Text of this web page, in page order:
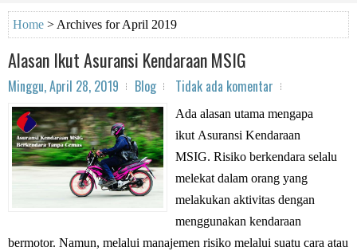
Home > Archives for April 2019
Alasan Ikut Asuransi Kendaraan MSIG
Minggu, April 28, 2019 Blog Tidak ada komentar
Ada alasan utama mengapa
ikut Asuransi Kendaraan
MSIG. Risiko berkendara selalu
melekat dalam orang yang
melakukan aktivitas dengan
menggunakan kendaraan
bermotor. Namun, melalui manajemen risiko melalui suatu cara atau